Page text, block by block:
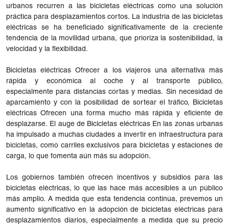
urbanos recurren a las bicicletas eléctricas como una solución
práctica para desplazamientos cortos. La industria de las bicicletas
eléctricas se ha beneficiado significativamente de la creciente
tendencia de la movilidad urbana, que prioriza la sostenibilidad, la
velocidad y la flexibilidad.
Bicicletas eléctricas Ofrecer a los viajeros una alternativa más
rápida y económica al coche y al transporte público,
especialmente para distancias cortas y medias. Sin necesidad de
aparcamiento y con la posibilidad de sortear el tráfico, Bicicletas
eléctricas Ofrecen una forma mucho más rápida y eficiente de
desplazarse. El auge de Bicicletas eléctricas En las zonas urbanas
ha impulsado a muchas ciudades a invertir en infraestructura para
bicicletas, como carriles exclusivos para bicicletas y estaciones de
carga, lo que fomenta aún más su adopción.
Los gobiernos también ofrecen incentivos y subsidios para las
bicicletas eléctricas, lo que las hace más accesibles a un público
más amplio. A medida que esta tendencia continúa, prevemos un
aumento significativo en la adopción de bicicletas eléctricas para
desplazamientos diarios, especialmente a medida que su precio